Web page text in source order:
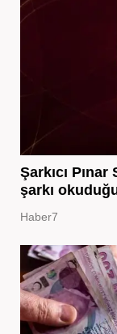
Şarkıcı
şarkı
Haber7